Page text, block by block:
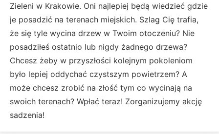
Zieleni w Krakowie. Oni najlepiej będą wiedzieć gdzie
je posadzić na terenach miejskich. Szlag Cię trafia,
że się tyle wycina drzew w Twoim otoczeniu? Nie
posadziłeś ostatnio lub nigdy żadnego drzewa?
Chcesz żeby w przyszłości kolejnym pokoleniom
było lepiej oddychać czystszym powietrzem? A
może chcesz zrobić na złość tym co wycinają na
swoich terenach? Wpłać teraz! Zorganizujemy akcję
sadzenia!